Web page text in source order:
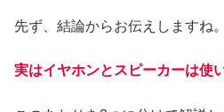
先ず、結論からお伝えしますね。
実はイヤホンとスピーカーは使